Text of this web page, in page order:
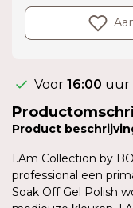
Voor 16:00 uur
Product
I.Am Collection by
professional een
Soak Off Gel Polish